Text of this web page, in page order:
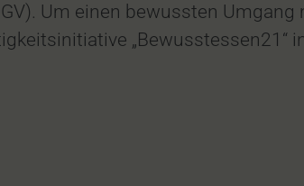
Um einen bewussten
„Bewusstessen21“